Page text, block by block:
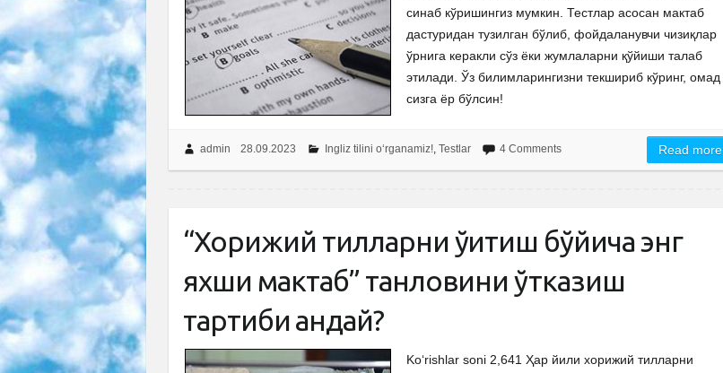
синаб кўришингиз мумкин. Тестлар асосан мактаб
дастуридан тузилган бўлиб, фойдаланувчи чизиқлар
ўрнига керакли сўз ёки жумлаларни қўйиши талаб
этилади. Ўз билимларингизни текшириб кўринг, омад
сизга ёр бўлсин!
admin 28.09.2023 Ingliz tilini o‘rganamiz!, Testlar 4 Comments Read more
“Хорижий тилларни ўқитиш бўйича энг
яхши мактаб” танловини ўтказиш
тартиби қандай?
Ko‘rishlar soni 2,641 Ҳар йили хорижий тилларни